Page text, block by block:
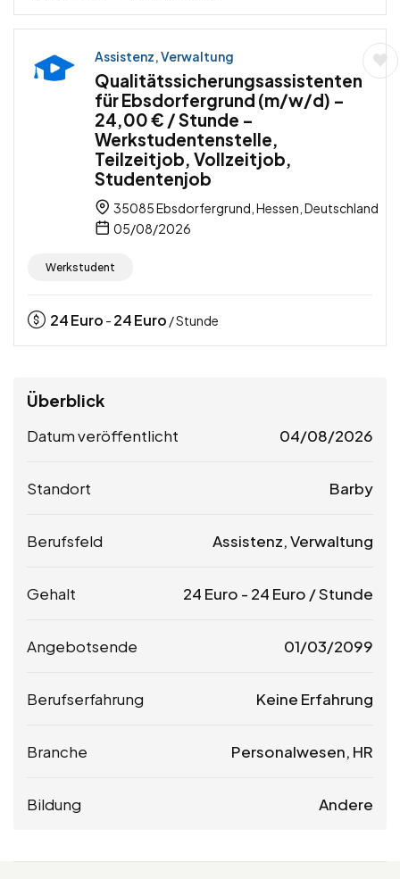
Assistenz, Verwaltung
Qualitätssicherungsassistenten
für Ebsdorfergrund (m/w/d) –
24,00 € / Stunde –
Werkstudentenstelle,
Teilzeitjob, Vollzeitjob,
Studentenjob
35085 Ebsdorfergrund, Hessen, Deutschland
05/08/2026
Werkstudent
24Euro - 24Euro / Stunde
Überblick
Datum veröffentlicht 04/08/2026
Standort Barby
Berufsfeld Assistenz, Verwaltung
Gehalt 24 Euro - 24 Euro / Stunde
Angebotsende 01/03/2099
Berufserfahrung Keine Erfahrung
Branche Personalwesen, HR
Bildung Andere